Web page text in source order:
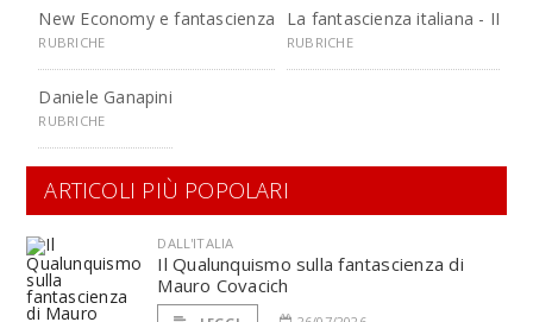
New Economy e fantascienza
RUBRICHE
La fantascienza italiana - II
RUBRICHE
Daniele Ganapini
RUBRICHE
ARTICOLI PIÙ POPOLARI
DALL'ITALIA
Il Qualunquismo sulla fantascienza di
Mauro Covacich